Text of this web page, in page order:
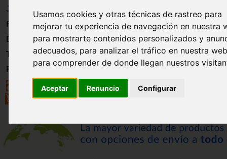
Usamos cookies y otras técnicas de rastreo para
mejorar tu experiencia de navegación en nuestra
para mostrarte contenidos personalizados y
adecuados, para analizar el tráfico en nuestra
para comprender de donde llegan nuestros
Aceptar Renuncio Configurar
Juguetes
Formación
Directorio
Trabajo
Registro